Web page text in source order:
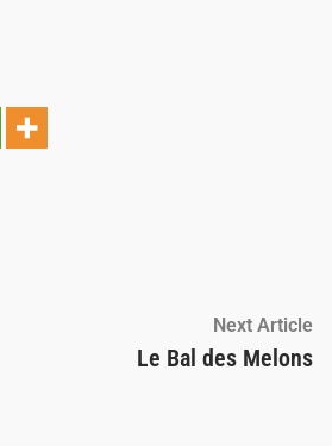
Next Article
Le Bal des Melons